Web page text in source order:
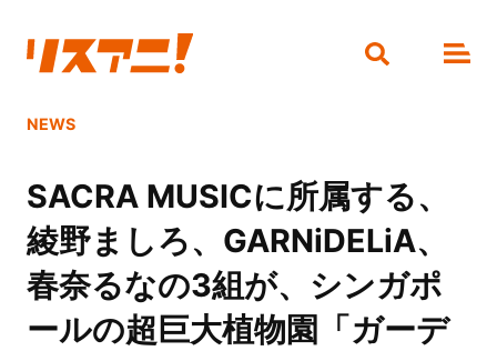
NEWS
SACRA MUSICに所属する、
綾野ましろ、GARNiDELiA、
春奈るなの3組が、シンガポ
ールの超巨大植物園「ガーデ